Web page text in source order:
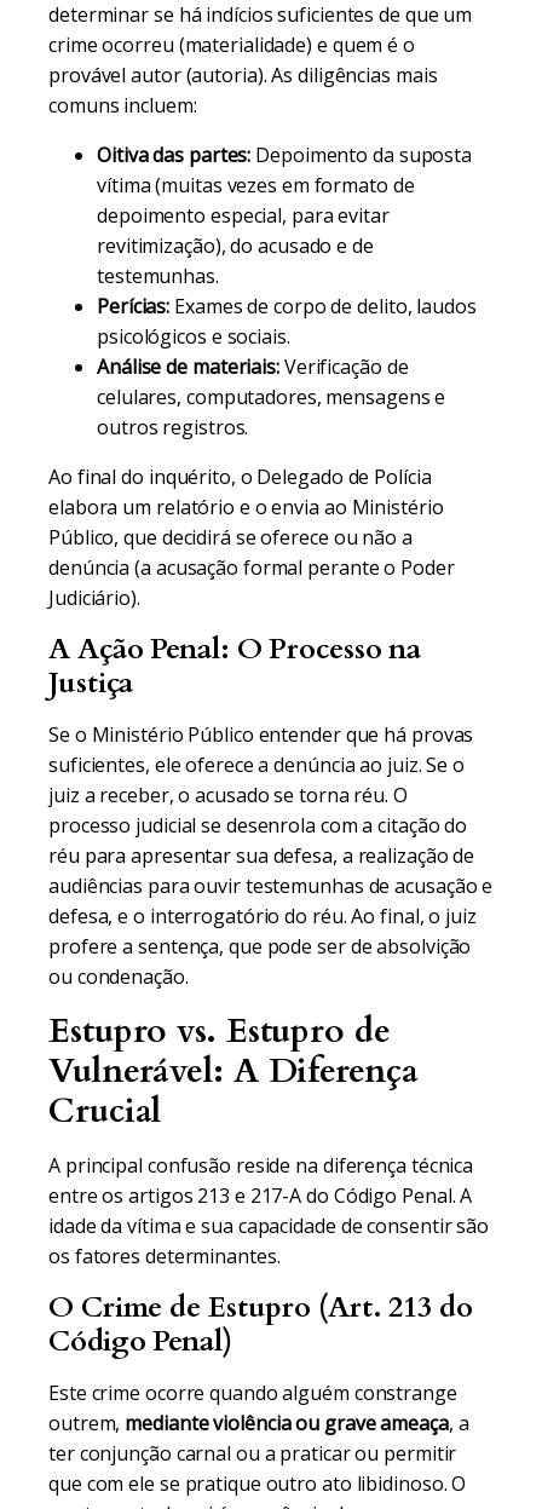
determinar se há indícios suficientes de que um
crime ocorreu (materialidade) e quem é o
provável autor (autoria). As diligências mais
comuns incluem:
Oitiva das partes: Depoimento da suposta
vítima (muitas vezes em formato de
depoimento especial, para evitar
revitimização), do acusado e de
testemunhas.
Perícias: Exames de corpo de delito, laudos
psicológicos e sociais.
Análise de materiais:Verificação de
celulares, computadores, mensagens e
outros registros.
Ao final do inquérito, o Delegado de Polícia
elabora um relatório e o envia ao Ministério
Público, que decidirá se oferece ou não a
denúncia (a acusação formal perante o Poder
Judiciário).
A Ação Penal: O Processo na
Justiça
Se o Ministério Público entender que há provas
suficientes, ele oferece a denúncia ao juiz. Se o
juiz a receber, o acusado se torna réu. O
processo judicial se desenrola com a citação do
réu para apresentar sua defesa, a realização de
audiências para ouvir testemunhas de acusação e
defesa, e o interrogatório do réu. Ao final, o juiz
profere a sentença, que pode ser de absolvição
ou condenação.
Estupro vs. Estupro de
Vulnerável: A Diferença
Crucial
A principal confusão reside na diferença técnica
entre os artigos 213 e 217-A do Código Penal. A
idade da vítima e sua capacidade de consentir são
os fatores determinantes.
O Crime de Estupro (Art. 213 do
Código Penal)
Este crime ocorre quando alguém constrange
outrem, mediante violência ou grave ameaça, a
ter conjunção carnal ou a praticar ou permitir
que com ele se pratique outro ato libidinoso. O